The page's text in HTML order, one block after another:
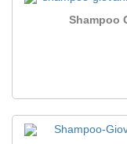
Shampoo